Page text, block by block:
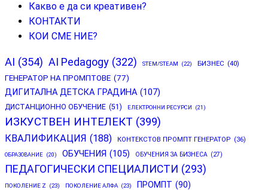
Какво е да си креативен?
КОНТАКТИ
КОИ СМЕ НИЕ?
AI (354) AI Pedagogy (322) STEM/STEAM (22) БИЗНЕС (40)
ГЕНЕРАТОР НА ПРОМПТОВЕ (77)
ДИГИТАЛНА ДЕТСКА ГРАДИНА (107)
ДИСТАНЦИОННО ОБУЧЕНИЕ (51) ЕЛЕКТРОННИ РЕСУРСИ (21)
ИЗКУСТВЕН ИНТЕЛЕКТ (399)
КВАЛИФИКАЦИЯ (188) КОНТЕКСТОВ ПРОМПТ ГЕНЕРАТОР (36)
ОБРАЗОВАНИЕ (20) ОБУЧЕНИЯ (105) ОБУЧЕНИЯ ЗА БИЗНЕСА (27)
ПЕДАГОГИЧЕСКИ СПЕЦИАЛИСТИ (293)
ПОКОЛЕНИЕ Z (23) ПОКОЛЕНИЕ АЛФА (23) ПРОМПТ (90)